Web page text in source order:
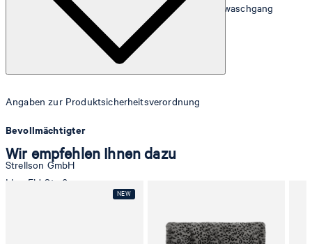
Die Kissenhülle ist pflegeleicht bei 30°C im Schonwaschgang
Angaben zur Produktsicherheitsverordnung
Bevollmächtigter
Strellson GmbH
Line-Eid-Str. 6
Wir empfehlen Ihnen dazu